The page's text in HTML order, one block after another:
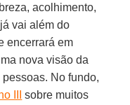
acolhimento,
vai além do
encerrará em
nova visão da
No fundo,
III
sobre muitos